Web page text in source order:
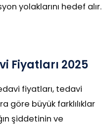
yolaklarını hedef alır.
Fiyatları 2025
fiyatları, tedavi
göre büyük farklılıklar
şiddetinin ve